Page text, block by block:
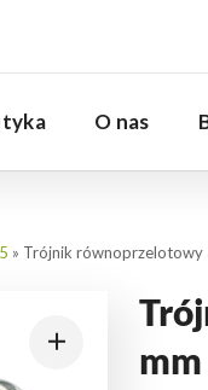
O nas
» Trójnik równoprzelotowy